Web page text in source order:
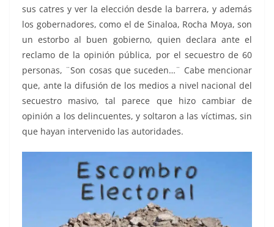
sus catres y ver la elección desde la barrera, y además
los gobernadores, como el de Sinaloa, Rocha Moya, son
un estorbo al buen gobierno, quien declara ante el
reclamo de la opinión pública, por el secuestro de 60
personas, ¨Son cosas que suceden…¨ Cabe mencionar
que, ante la difusión de los medios a nivel nacional del
secuestro masivo, tal parece que hizo cambiar de
opinión a los delincuentes, y soltaron a las víctimas, sin
que hayan intervenido las autoridades.